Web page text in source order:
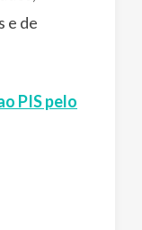
e de
PIS pelo